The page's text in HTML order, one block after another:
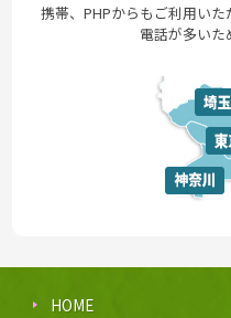
携帯、PHPからもご利用い
電話が多いた
HOME